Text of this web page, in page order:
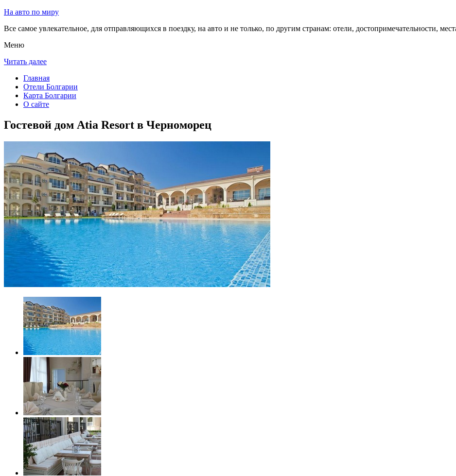
На авто по миру
Все самое увлекательное, для отправляющихся в поездку, на авто и не только, по другим странам: отели, достопримечательности,
Меню
Читать далее
Главная
Отели Болгарии
Карта Болгарии
О сайте
Гостевой дом Atia Resort в Черноморец